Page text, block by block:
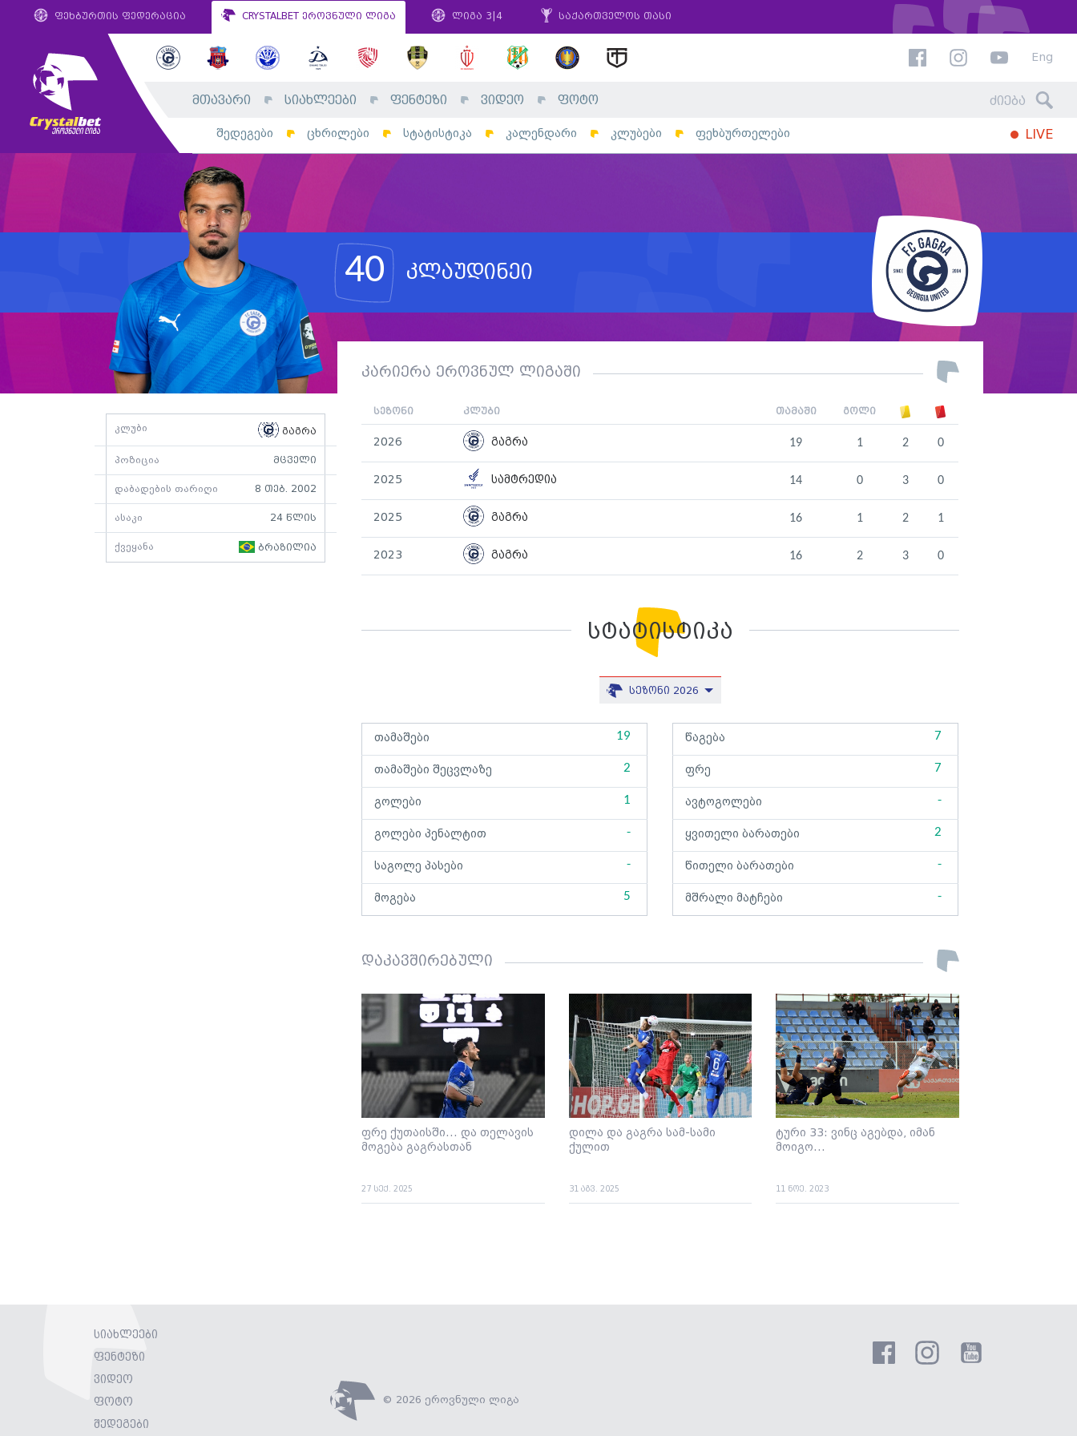
ფეხბურთის ფედერაცია CRYSTALBET ეროვნული ლიგა ლიგა 3|4 საქართველოს თასი
Eng
მთავარი სიახლეები ფენტეზი ვიდეო ფოტო
შედეგები ცხრილები სტატისტიკა კალენდარი კლუბები ფეხბურთელები LIVE
40 კლაუდინეი
კლუბი გაგრა
პოზიცია მცველი
დაბადების თარიღი 8 თებ. 2002
ასაკი 24 წლის
ქვეყანა ბრაზილია
კარიერა ეროვნულ ლიგაში
სეზონი კლუბი თამაში გოლი
2026 გაგრა 19 1 2 0
2025 სამტრედია 14 0 3 0
2025 გაგრა 16 1 2 1
2023 გაგრა 16 2 3 0
სტატისტიკა
სეზონი 2026
თამაშები 19
თამაშები შეცვლაზე 2
გოლები 1
გოლები პენალტით -
საგოლე პასები -
მოგება 5
წაგება 7
ფრე 7
ავტოგოლები -
ყვითელი ბარათები 2
წითელი ბარათები -
მშრალი მატჩები -
დაკავშირებული
ფრე ქუთაისში... და თელავის
მოგება გაგრასთან
27 სექ. 2025
დილა და გაგრა სამ-სამი
ქულით
31 აგვ. 2025
ტური 33: ვინც აგებდა, იმან
მოიგო...
11 ნოე. 2023
სიახლეები
ფენტეზი
ვიდეო
ფოტო
შედეგები
© 2026 ეროვნული ლიგა